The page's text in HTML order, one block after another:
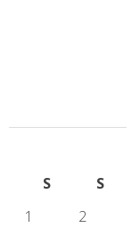
S
S
1
2